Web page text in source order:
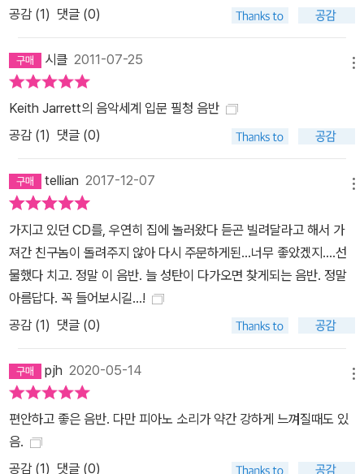
공감 (1) 댓글 (0)
시클 2011-07-25
Keith Jarrett의 음악세계 입문 필청 음반
공감 (1) 댓글 (0)
tellian 2017-12-07
가지고 있던 CD를, 우연히 집에 놀러왔다 듣곤 빌려달라고 해서 가
져간 친구놈이 돌려주지 않아 다시 주문하게된...너무 좋았겠지....선
물했다 치고. 정말 이 음반. 늘 성탄이 다가오면 찾게되는 음반. 정말
아름답다. 꼭 들어보시길...!
공감 (1) 댓글 (0)
pjh 2020-05-14
편안하고 좋은 음반. 다만 피아노 소리가 약간 강하게 느껴질때도 있
음.
공감 (1) 댓글 (0)